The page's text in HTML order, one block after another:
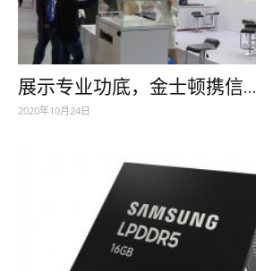
展示专业功底，金士顿携信...
2020年10月24日